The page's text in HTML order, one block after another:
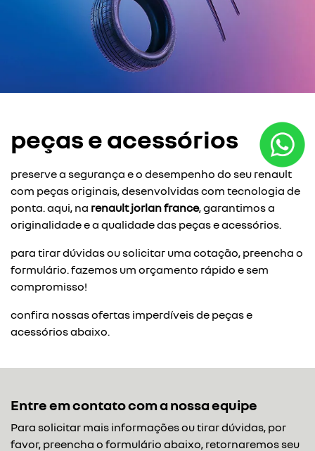
peças e acessórios
preserve a segurança e o desempenho do seu renault
com peças originais, desenvolvidas com tecnologia de
ponta. aqui, na renault jorlan france, garantimos a
originalidade e a qualidade das peças e acessórios.
para tirar dúvidas ou solicitar uma cotação, preencha o
formulário. fazemos um orçamento rápido e sem
compromisso!
confira nossas ofertas imperdíveis de peças e
acessórios abaixo.
Entre em contato com a nossa equipe
Para solicitar mais informações ou tirar dúvidas, por
favor, preencha o formulário abaixo, retornaremos seu